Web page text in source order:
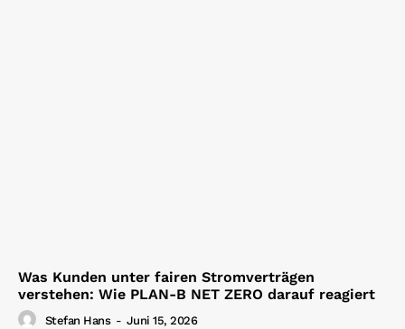
Was Kunden unter fairen Stromverträgen
verstehen: Wie PLAN-B NET ZERO darauf reagiert
Stefan Hans - Juni 15, 2026